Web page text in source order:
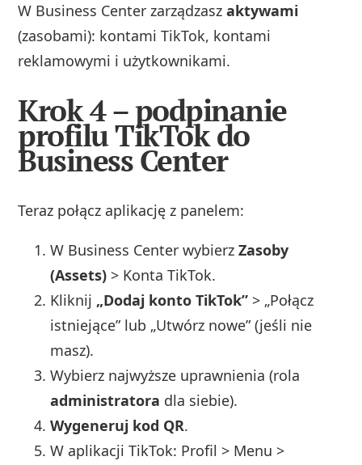
W Business Center zarządzaszaktywami
(zasobami): kontami TikTok, kontami
reklamowymi i użytkownikami.
Krok 4 – podpinanie
profilu TikTok do
Business Center
Teraz połącz aplikację z panelem:
W Business Center wybierzZasoby
(Assets) > Konta TikTok.
Kliknij „Dodaj konto TikTok” > „Połącz
istniejące” lub „Utwórz nowe” (jeśli nie
masz).
Wybierz najwyższe uprawnienia (rola
administratora dla siebie).
Wygeneruj kod QR.
W aplikacji TikTok: Profil > Menu >